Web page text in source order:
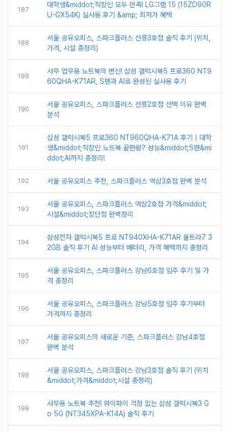
187
대학생&middot;직장인 모두 만족! LG그램 15 (15ZD90R
U-GX54K) 실사용 후기 &amp; 최저가 혜택
188
서울 공유오피스, 스파크플러스 선릉3호점 솔직 후기 (위치,
가격, 시설 총정리)
189
사무 업무용 노트북의 변신! 삼성 갤럭시북5 프로360 NT9
60QHA-K71AR, S펜과 AI로 완성된 실사용 후기
190
서울 공유오피스, 스파크플러스 선릉2호점 선택 이유 완벽
분석
191
삼성 갤럭시북5 프로360 NT960QHA-K71A 후기｜대학
생&middot;직장인 노트북 끝판왕? 성능&middot;S펜&mi
ddot;AI까지 총정리!
192 서울 공유오피스 추천, 스파크플러스 역삼3호점 완벽 분석
193
서울 공유오피스, 스파크플러스 역삼2호점 가격&middot;
시설&middot;장단점 완벽정리
194
삼성전자 갤럭시북5 프로 NT940XHA-K71AR 울트라7 3
2GB 솔직 후기 AI 성능부터 배터리, 가격 혜택까지 총정리
195
서울 공유오피스, 스파크플러스 강남6호점 입주 후기 및 가
격 총정리
196
서울 공유오피스, 스파크플러스 강남5호점 입주 후기부터
가격까지 총정리
197
서울 공유오피스의 새로운 기준, 스파크플러스 강남4호점
완벽 분석
198
서울 공유오피스, 스파크플러스 강남3호점 솔직 후기 (위치
&middot;가격&middot;시설 총정리)
199
사무용 노트북 추천! 와이파이 걱정 없는 삼성 갤럭시북3 G
o 5G (NT345XPA-K14A) 솔직 후기